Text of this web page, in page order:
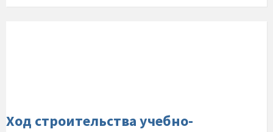
и-
Ход строительства учебно-